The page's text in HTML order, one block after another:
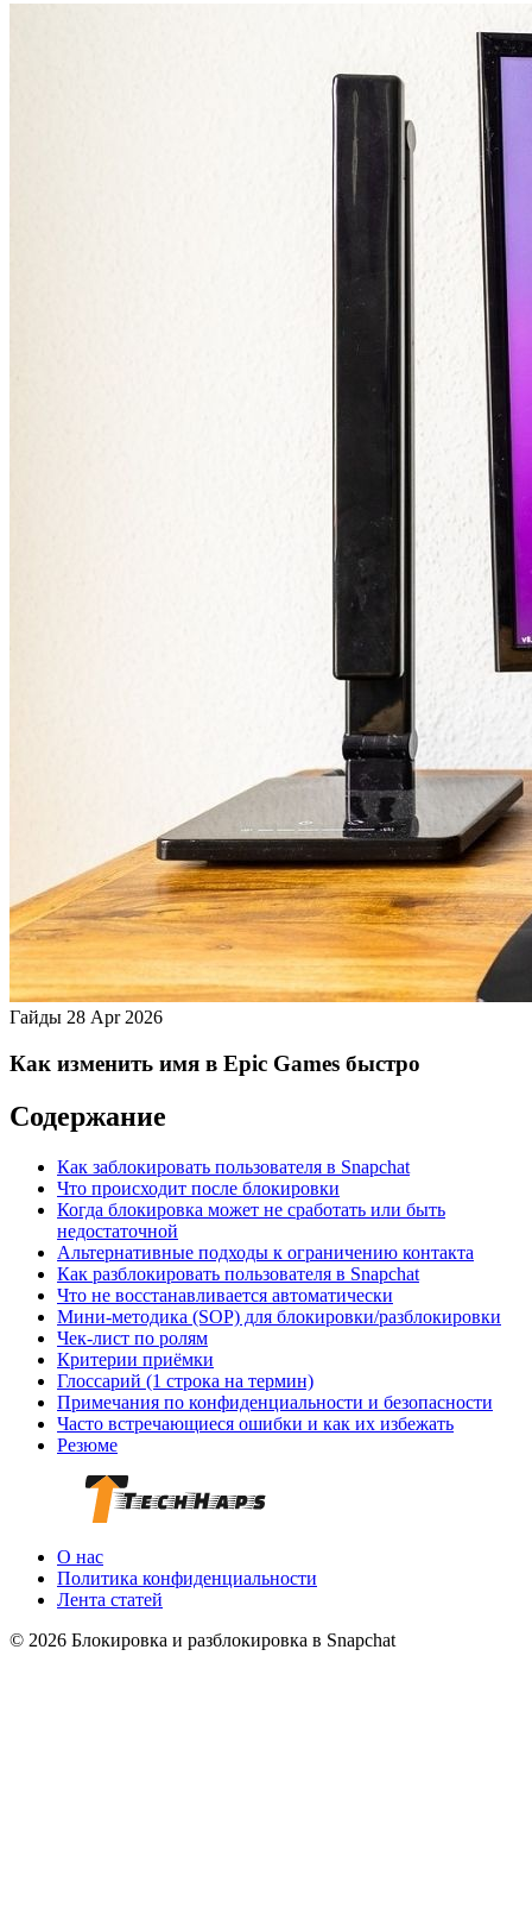
Гайды 28 Apr 2026
Как изменить имя в Epic Games быстро
Содержание
Как заблокировать пользователя в Snapchat
Что происходит после блокировки
Когда блокировка может не сработать или быть
недостаточной
Альтернативные подходы к ограничению контакта
Как разблокировать пользователя в Snapchat
Что не восстанавливается автоматически
Мини‑методика (SOP) для блокировки/разблокировки
Чек‑лист по ролям
Критерии приёмки
Глоссарий (1 строка на термин)
Примечания по конфиденциальности и безопасности
Часто встречающиеся ошибки и как их избежать
Резюме
О нас
Политика конфиденциальности
Лента статей
© 2026 Блокировка и разблокировка в Snapchat